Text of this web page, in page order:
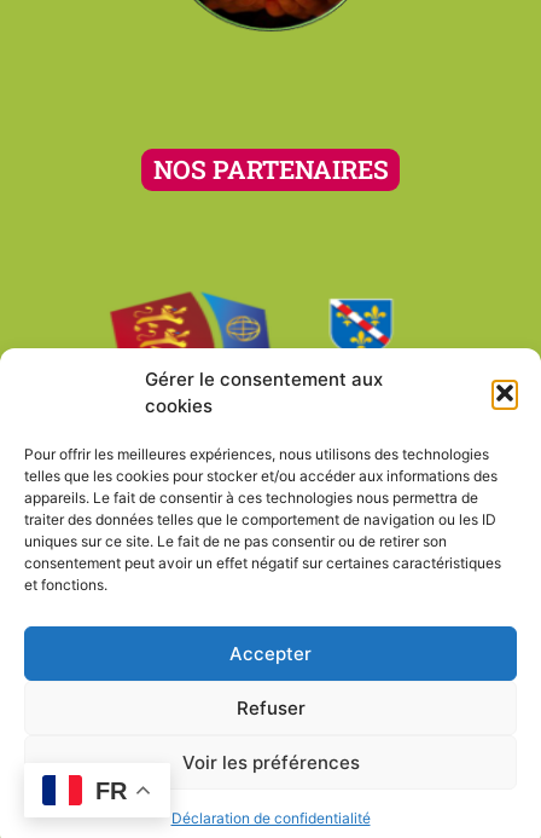
Gérer le consentement aux
cookies
Pour offrir les meilleures expériences, nous utilisons des technologies
telles que les cookies pour stocker et/ou accéder aux informations des
appareils. Le fait de consentir à ces technologies nous permettra de
traiter des données telles que le comportement de navigation ou les ID
uniques sur ce site. Le fait de ne pas consentir ou de retirer son
consentement peut avoir un effet négatif sur certaines caractéristiques
et fonctions.
Accepter
Refuser
Voir les préférences
Déclaration de confidentialité
NOS PARTENAIRES
confidentialité
FR